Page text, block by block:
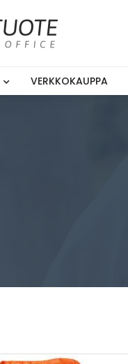
VERKKOKAUPPA